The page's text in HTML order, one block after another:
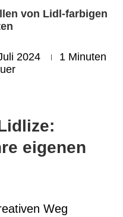
von Lidl-farbigen
2024
1 Minuten
eigenen
Weg